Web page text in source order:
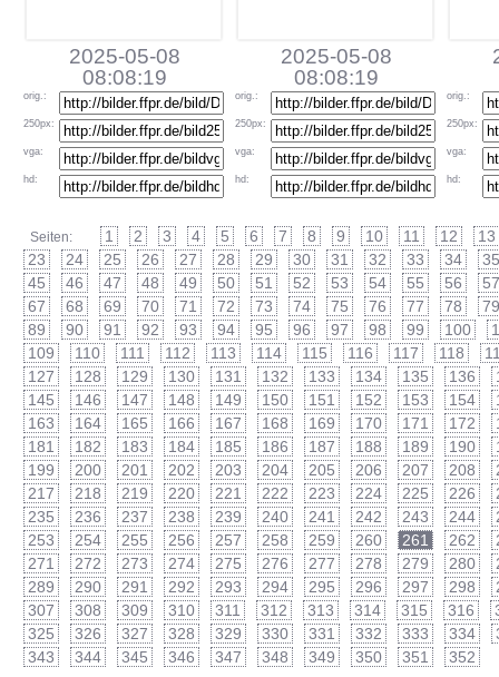
2025-05-08
08:08:19
orig.:
250px:
vga:
hd:
2025-05-08
08:08:19
orig.:
250px:
vga:
hd:
orig.:
250px:
vga:
hd:
Seiten: 1 2 3 4 5 6 7 8 9 10 11 12
13
23
24 25 26 27 28 29 30 31 32 33 34
35
45
46 47 48 49 50 51 52 53 54 55 56
57
67
68 69 70 71 72 73 74 75 76 77 78
79
89
90 91 92 93 94 95 96 97 98 99 100
109
110 111 112 113 114 115 116 117 118
127
128 129 130 131 132 133 134 135 136
145
146 147 148 149 150 151 152 153 154
163
164 165 166 167 168 169 170 171 172
181
182 183 184 185 186 187 188 189 190
199
200 201 202 203 204 205 206 207 208
217
218 219 220 221 222 223 224 225 226
235
236 237 238 239 240 241 242 243 244
253
254 255 256 257 258 259 260 261 262
271
272 273 274 275 276 277 278 279 280
289
290 291 292 293 294 295 296 297 298
307
308 309 310 311 312 313 314 315 316
325
326 327 328 329 330 331 332 333 334
343
344 345 346 347 348 349 350 351 352